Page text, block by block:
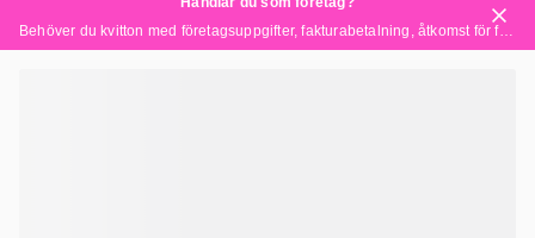
Behöver du kvitton med företagsuppgifter, fakturabetalning, åtkomst för flera användare eller skräddarsydda lösningar?